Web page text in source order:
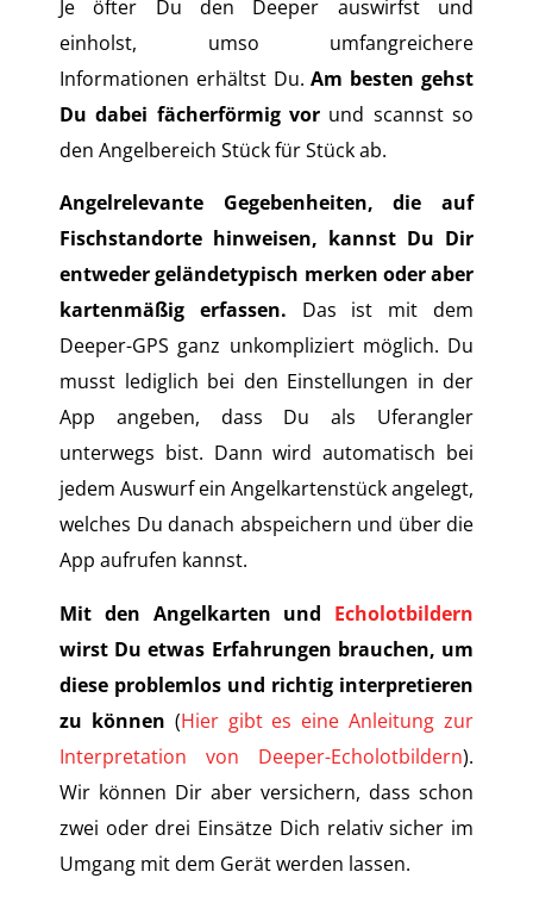
Je öfter Du den Deeper auswirfst und
einholst, umso umfangreichere
Informationen erhältst Du.Am besten gehst
Du dabei fächerförmig vor und scannst so
den Angelbereich Stück für Stück ab.
Angelrelevante Gegebenheiten, die auf
Fischstandorte hinweisen, kannst Du Dir
entweder geländetypisch merken oder aber
kartenmäßig erfassen. Das ist mit dem
Deeper-GPS ganz unkompliziert möglich. Du
musst lediglich bei den Einstellungen in der
App angeben, dass Du als Uferangler
unterwegs bist. Dann wird automatisch bei
jedem Auswurf ein Angelkartenstück angelegt,
welches Du danach abspeichern und über die
App aufrufen kannst.
Mit den Angelkarten und Echolotbildern
wirst Du etwas Erfahrungen brauchen, um
diese problemlos und richtig interpretieren
zu können (Hier gibt es eine Anleitung zur
Interpretation von Deeper-Echolotbildern).
Wir können Dir aber versichern, dass schon
zwei oder drei Einsätze Dich relativ sicher im
Umgang mit dem Gerät werden lassen.